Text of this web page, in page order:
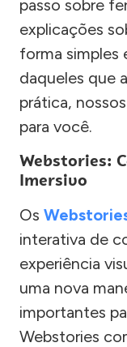
passo sobre
explicações
forma simples
daqueles que
prática,
para você.
Webstories:
Imersivo
Os
interativa de
experiência
uma nova
importantes
Webstories